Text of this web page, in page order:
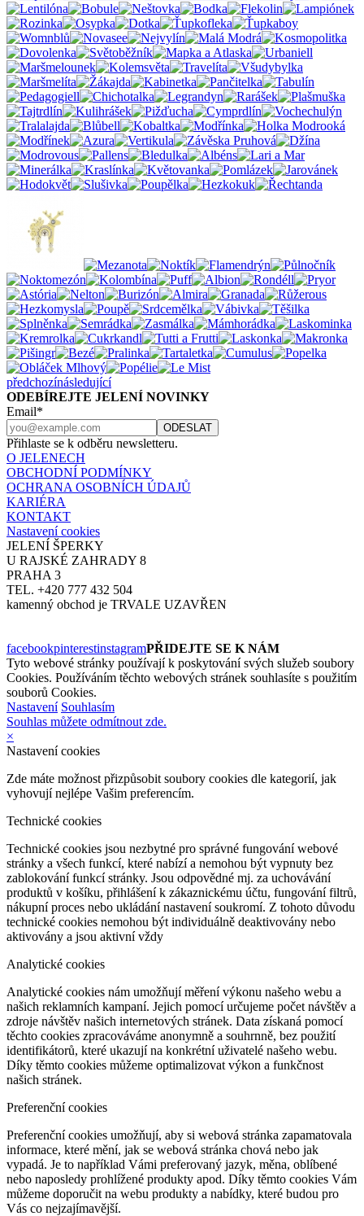
předchozínásledující
ODEBÍREJTE JELENÍ NOVINKY
Email*
Přihlaste se k odběru newsletteru.
O JELENECH
OBCHODNÍ PODMÍNKY
OCHRANA OSOBNÍCH ÚDAJŮ
KARIÉRA
KONTAKT
Nastavení cookies
JELENÍ ŠPERKY
U RAJSKÉ ZAHRADY 8
PRAHA 3
TEL. +420 777 432 504
kamenný obchod je TRVALE UZAVŘEN
facebookpinterestinstagramPŘIDEJTE SE K NÁM
Tyto webové stránky používají k poskytování svých služeb soubory
Cookies. Používáním těchto webových stránek souhlasíte s použitím
souborů Cookies.
Nastavení Souhlasím
Souhlas můžete odmítnout zde.
×
Nastavení cookies
Zde máte možnost přizpůsobit soubory cookies dle kategorií, jak
vyhovují nejlépe Vašim preferencím.
Technické cookies
Technické cookies jsou nezbytné pro správné fungování webové
stránky a všech funkcí, které nabízí a nemohou být vypnuty bez
zablokování funkcí stránky. Jsou odpovědné mj. za uchovávání
produktů v košíku, přihlášení k zákaznickému účtu, fungování filtrů,
nákupní proces nebo ukládání nastavení soukromí. Z tohoto důvodu
technické cookies nemohou být individuálně deaktivovány nebo
aktivovány a jsou aktivní vždy
Analytické cookies
Analytické cookies nám umožňují měření výkonu našeho webu a
našich reklamních kampaní. Jejich pomocí určujeme počet návštěv a
zdroje návštěv našich internetových stránek. Data získaná pomocí
těchto cookies zpracováváme anonymně a souhrnně, bez použití
identifikátorů, které ukazují na konkrétní uživatelé našeho webu.
Díky těmto cookies můžeme optimalizovat výkon a funkčnost
našich stránek.
Preferenční cookies
Preferenční cookies umožňují, aby si webová stránka zapamatovala
informace, které mění, jak se webová stránka chová nebo jak
vypadá. Je to například Vámi preferovaný jazyk, měna, oblíbené
nebo naposledy prohlížené produkty apod. Díky těmto cookies Vám
můžeme doporučit na webu produkty a nabídky, které budou pro
Vás co nejzajímavější.